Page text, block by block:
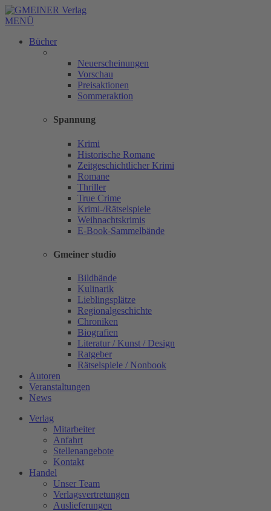
MENÜ
Bücher
Neuerscheinungen
Vorschau
Preisaktionen
Sommeraktion
Spannung
Krimi
Historische Romane
Zeitgeschichtlicher Krimi
Romane
Thriller
True Crime
Krimi-/Rätselspiele
Weihnachtskrimis
E-Book-Sammelbände
Gmeiner studio
Bildbände
Kulinarik
Lieblingsplätze
Regionalgeschichte
Chroniken
Biografien
Literatur / Kunst / Design
Ratgeber
Rätselspiele / Nonbook
Autoren
Veranstaltungen
News
Verlag
Mitarbeiter
Anfahrt
Stellenangebote
Kontakt
Handel
Unser Team
Verlagsvertretungen
Auslieferungen